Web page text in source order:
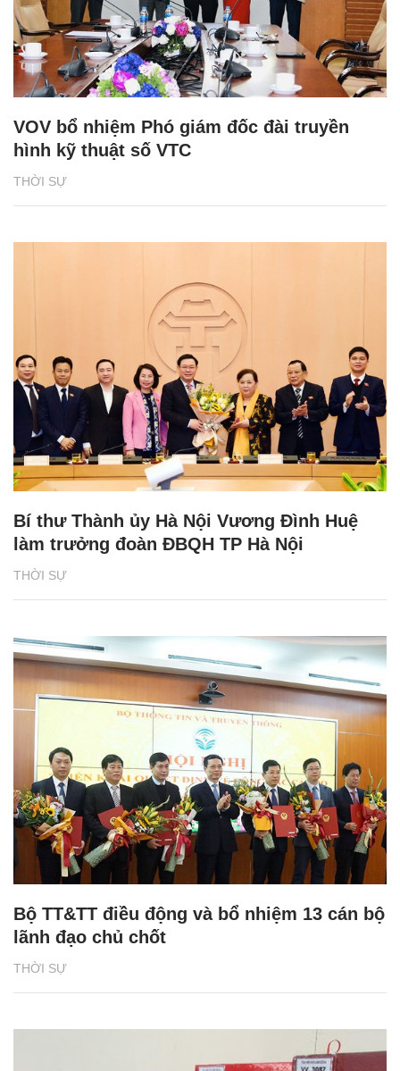
THỜI SỰ
VOV bổ nhiệm Phó giám đốc đài truyền
hình kỹ thuật số VTC
THỜI SỰ
Bí thư Thành ủy Hà Nội Vương Đình Huệ
làm trưởng đoàn ĐBQH TP Hà Nội
THỜI SỰ
Bộ TT&TT điều động và bổ nhiệm 13 cán bộ
lãnh đạo chủ chốt